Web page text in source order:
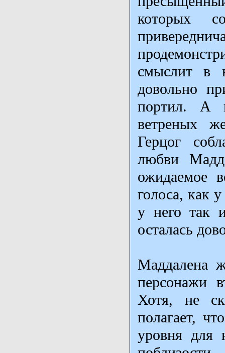
которых
смыслит в
довольно
портил. А
ветреных
Герцог
любви
ожидаемое
голоса, как
у него так
осталась
Маддалена
персонажи
Хотя, не
полагает,
уровня для